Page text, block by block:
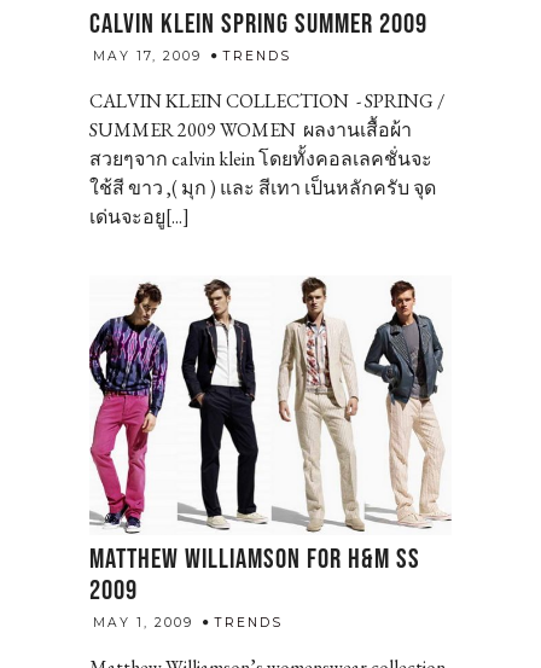
CALVIN KLEIN SPRING SUMMER 2009
MAY 17, 2009 TRENDS
CALVIN KLEIN COLLECTION - SPRING /
SUMMER 2009 WOMEN ผลงานเสื้อผ้า
สวยๆจาก calvin klein โดยทั้งคอลเลคชั่นจะ
ใช้สี ขาว ,( มุก ) และ สีเทา เป็นหลักครับ จุด
เด่นจะอยู[...]
MATTHEW WILLIAMSON FOR H&M SS
2009
MAY 1, 2009 TRENDS